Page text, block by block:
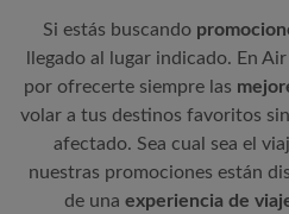
Si estás buscando
llegado al lugar indicado. En Air
por ofrecerte siempre las
volar a tus destinos favoritos
afectado. Sea cual sea el
nuestras promociones están
de una experiencia de